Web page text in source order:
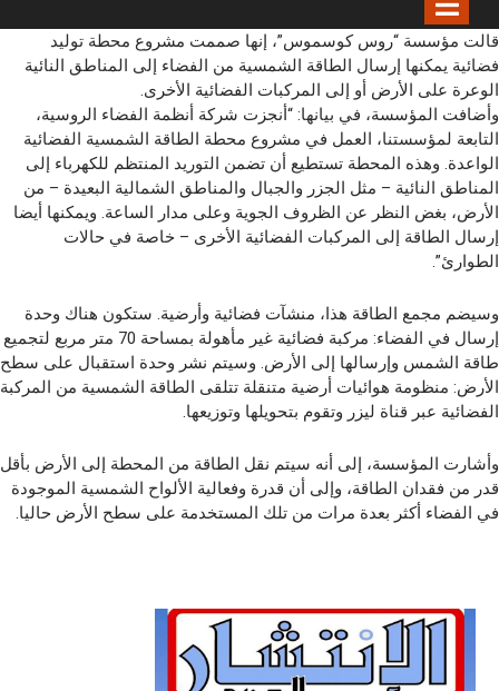
قالت مؤسسة “روس كوسموس”، إنها صممت مشروع محطة توليد
فضائية يمكنها إرسال الطاقة الشمسية من الفضاء إلى المناطق النائية
الوعرة على الأرض أو إلى المركبات الفضائية الأخرى.
وأضافت المؤسسة، في بيانها: “أنجزت شركة أنظمة الفضاء الروسية،
التابعة لمؤسستنا، العمل في مشروع محطة الطاقة الشمسية الفضائية
الواعدة. وهذه المحطة تستطيع أن تضمن التوريد المنتظم للكهرباء إلى
المناطق النائية – مثل الجزر والجبال والمناطق الشمالية البعيدة – من
الأرض، بغض النظر عن الظروف الجوية وعلى مدار الساعة. ويمكنها أيضا
إرسال الطاقة إلى المركبات الفضائية الأخرى – خاصة في حالات
الطوارئ”.
وسيضم مجمع الطاقة هذا، منشآت فضائية وأرضية. ستكون هناك وحدة
إرسال في الفضاء: مركبة فضائية غير مأهولة بمساحة 70 متر مربع لتجميع
طاقة الشمس وإرسالها إلى الأرض. وسيتم نشر وحدة استقبال على سطح
الأرض: منظومة هوائيات أرضية متنقلة تتلقى الطاقة الشمسية من المركبة
الفضائية عبر قناة ليزر وتقوم بتحويلها وتوزيعها.
وأشارت المؤسسة، إلى أنه سيتم نقل الطاقة من المحطة إلى الأرض بأقل
قدر من فقدان الطاقة، وإلى أن قدرة وفعالية الألواح الشمسية الموجودة
في الفضاء أكثر بعدة مرات من تلك المستخدمة على سطح الأرض حاليا.